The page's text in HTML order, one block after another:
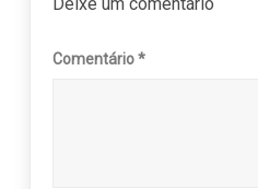
Comentário*